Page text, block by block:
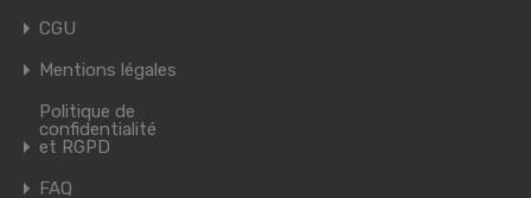
CGU
Mentions légales
Politique de
confidentialité
et RGPD
FAQ